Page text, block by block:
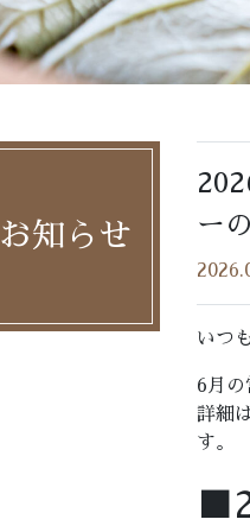
お知らせ
ー
いつ
6月の
詳細
す。